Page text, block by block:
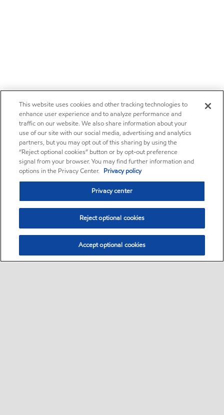
This website uses cookies and other tracking technologies to
enhance user experience and to analyze performance and
traffic on our website. We also share information about your
use of our site with our social media, advertising and analytics
partners, but you may opt out of this sharing by using the
“Reject optional cookies” button or by opt-out preference
signal from your browser. You may find further information and
options in the Privacy Center. Privacy policy
Privacy center
Reject optional cookies
Accept optional cookies